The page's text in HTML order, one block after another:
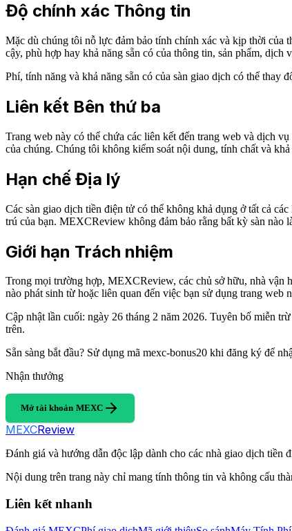
Độ chính xác Thông tin
Mặc dù chúng tôi nỗ lực đảm bảo tính chính xác và kịp thời của
cậy, phù hợp hay khả năng sẵn có của thông tin, sản phẩm, dịch
Phí, tính năng và khả năng sẵn có của sàn giao dịch có thể
Liên kết Bên thứ ba
Trang web này có thể chứa các liên kết đến trang web và dịch
của chúng. Chúng tôi không kiểm soát nội dung, tính chất và
Hạn chế Địa lý
Các sàn giao dịch tiền điện tử có thể không khả dụng ở tất cả
trú của bạn. MEXCReview không đảm bảo rằng bất kỳ sàn nào
Giới hạn Trách nhiệm
Trong mọi trường hợp, MEXCReview, các chủ sở hữu, nhà vận
nào phát sinh từ hoặc liên quan đến việc bạn sử dụng trang
Cập nhật lần cuối: ngày 26 tháng 2 năm 2026. Tuyên bố miễn
trên.
Sẵn sàng bắt đầu? Sử dụng mã mexc-bonus20 khi đăng ký để
Nhận thưởng
Mở tài khoản MEXC
MEXCReview
Đánh giá và hướng dẫn độc lập dành cho các nhà giao dịch tiền
Nội dung trên trang này chỉ mang tính thông tin và không cấu
Liên kết nhanh